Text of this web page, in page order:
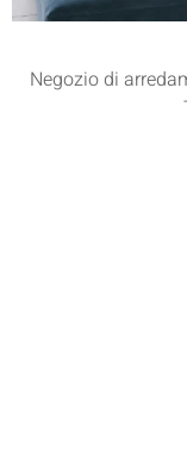
Negozio di